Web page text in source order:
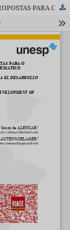
“COMO OS PROFESSORES APRENDEM?”: PROPOSTAS PARA O DESENVOLVIMENTO DO CONHECIMENTO MATEMÁTICO